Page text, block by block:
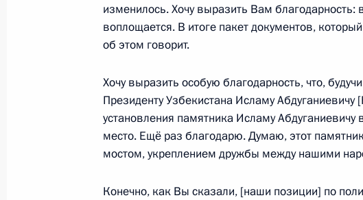
26 июля 2026 года
Разделы сайта
Президента
Информационные
ресурсы
изменилось. Хочу выразить Вам
воплощается. В итоге пакет документов,
об этом говорит.
Хочу выразить особую благодарность, что,
Президенту Узбекистана Исламу
установления памятника Исламу
место. Ещё раз благодарю. Думаю, этот памятник
мостом, укреплением дружбы между нашими
Конечно, как Вы сказали, [наши позиции] по